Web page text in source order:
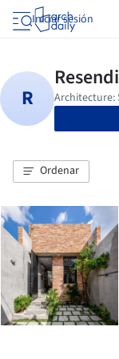
Iniciar sesión
Ordenar